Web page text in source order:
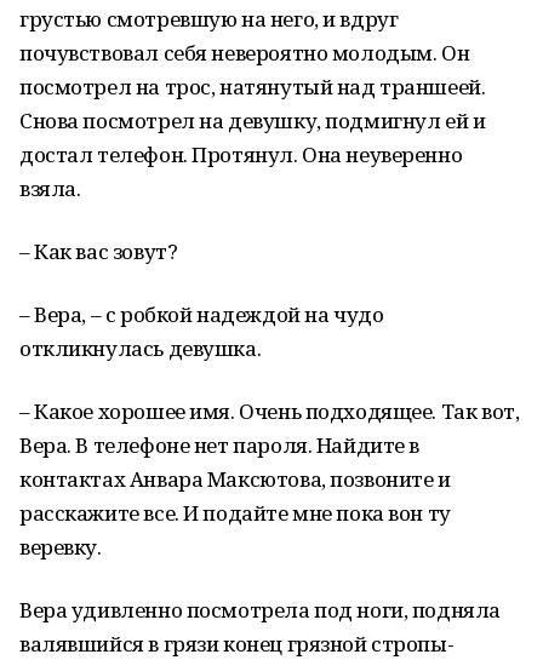
грустью смотревшую на него, и вдруг
почувствовал себя невероятно молодым. Он
посмотрел на трос, натянутый над траншеей.
Снова посмотрел на девушку, подмигнул ей и
достал телефон. Протянул. Она неуверенно
взяла.
– Как вас зовут?
– Вера, – с робкой надеждой на чудо
откликнулась девушка.
– Какое хорошее имя. Очень подходящее. Так вот,
Вера. В телефоне нет пароля. Найдите в
контактах Анвара Максютова, позвоните и
расскажите все. И подайте мне пока вон ту
веревку.
Вера удивленно посмотрела под ноги, подняла
валявшийся в грязи конец грязной стропы-